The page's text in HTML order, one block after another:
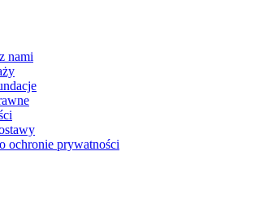
nami
ochronie prywatności